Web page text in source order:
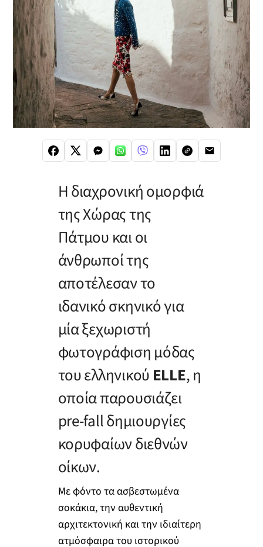
Η διαχρονική ομορφιά
της Χώρας της
Πάτμου και οι
άνθρωποί της
αποτέλεσαν το
ιδανικό σκηνικό για
μία ξεχωριστή
φωτογράφιση μόδας
του ελληνικού ELLE, η
οποία παρουσιάζει
pre-fall δημιουργίες
κορυφαίων διεθνών
οίκων.
Με φόντο τα ασβεστωμένα
σοκάκια, την αυθεντική
αρχιτεκτονική και την ιδιαίτερη
ατμόσφαιρα του ιστορικού